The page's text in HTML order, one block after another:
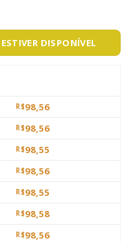
DISPONÍVEL
R$98,56
R$98,56
R$98,55
R$98,56
R$98,55
R$98,58
R$98,56